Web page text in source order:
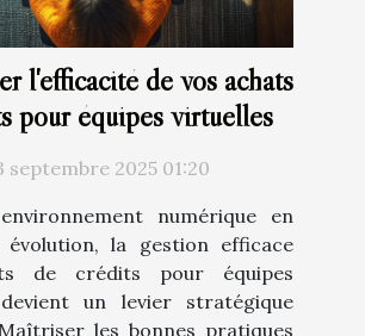
l'efficacité de vos achats
pour équipes virtuelles
septembre 2025 01:20
numérique en
évolution, la gestion efficace
de crédits pour équipes
un levier stratégique
les bonnes pratiques